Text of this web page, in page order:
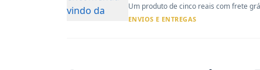
Um produto de cinco reais com frete
ENVIOS E ENTREGAS